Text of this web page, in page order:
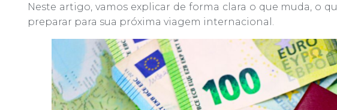
Neste artigo, vamos explicar de forma clara o que muda, o
preparar para sua próxima viagem internacional.